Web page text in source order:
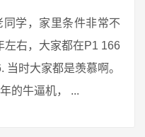
同学，家里条件非常不
左右，大家都在P1 166
时大家都是羡慕啊。
的牛逼机， ...